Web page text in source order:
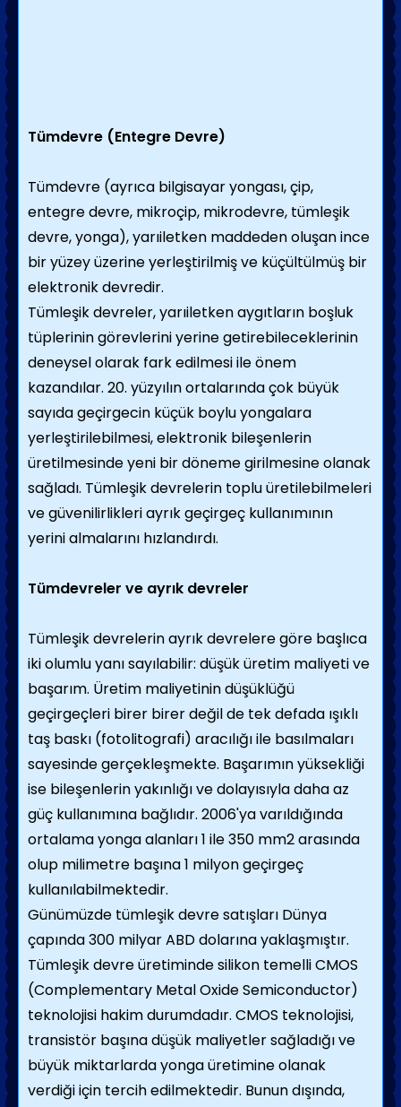
Tümdevre (Entegre Devre)
Tümdevre (ayrıca bilgisayar yongası, çip,
entegre devre, mikroçip, mikrodevre, tümleşik
devre, yonga), yarıiletken maddeden oluşan ince
bir yüzey üzerine yerleştirilmiş ve küçültülmüş bir
elektronik devredir.
Tümleşik devreler, yarıiletken aygıtların boşluk
tüplerinin görevlerini yerine getirebileceklerinin
deneysel olarak fark edilmesi ile önem
kazandılar. 20. yüzyılın ortalarında çok büyük
sayıda geçirgecin küçük boylu yongalara
yerleştirilebilmesi, elektronik bileşenlerin
üretilmesinde yeni bir döneme girilmesine olanak
sağladı. Tümleşik devrelerin toplu üretilebilmeleri
ve güvenilirlikleri ayrık geçirgeç kullanımının
yerini almalarını hızlandırdı.
Tümdevreler ve ayrık devreler
Tümleşik devrelerin ayrık devrelere göre başlıca
iki olumlu yanı sayılabilir: düşük üretim maliyeti ve
başarım. Üretim maliyetinin düşüklüğü
geçirgeçleri birer birer değil de tek defada ışıklı
taş baskı (fotolitografi) aracılığı ile basılmaları
sayesinde gerçekleşmekte. Başarımın yüksekliği
ise bileşenlerin yakınlığı ve dolayısıyla daha az
güç kullanımına bağlıdır. 2006'ya varıldığında
ortalama yonga alanları 1 ile 350 mm2 arasında
olup milimetre başına 1 milyon geçirgeç
kullanılabilmektedir.
Günümüzde tümleşik devre satışları Dünya
çapında 300 milyar ABD dolarına yaklaşmıştır.
Tümleşik devre üretiminde silikon temelli CMOS
(Complementary Metal Oxide Semiconductor)
teknolojisi hakim durumdadır. CMOS teknolojisi,
transistör başına düşük maliyetler sağladığı ve
büyük miktarlarda yonga üretimine olanak
verdiği için tercih edilmektedir. Bunun dışında,